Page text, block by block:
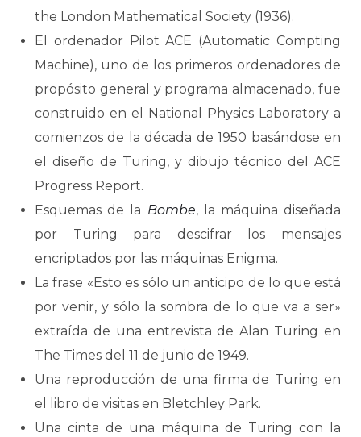
the London Mathematical Society (1936).
El ordenador Pilot ACE (Automatic Compting
Machine), uno de los primeros ordenadores de
propósito general y programa almacenado, fue
construido en el National Physics Laboratory a
comienzos de la década de 1950 basándose en
el diseño de Turing, y dibujo técnico del ACE
Progress Report.
Esquemas de la Bombe, la máquina diseñada
por Turing para descifrar los mensajes
encriptados por las máquinas Enigma.
La frase «Esto es sólo un anticipo de lo que está
por venir, y sólo la sombra de lo que va a ser»
extraída de una entrevista de Alan Turing en
The Times del 11 de junio de 1949.
Una reproducción de una firma de Turing en
el libro de visitas en Bletchley Park.
Una cinta de una máquina de Turing con la